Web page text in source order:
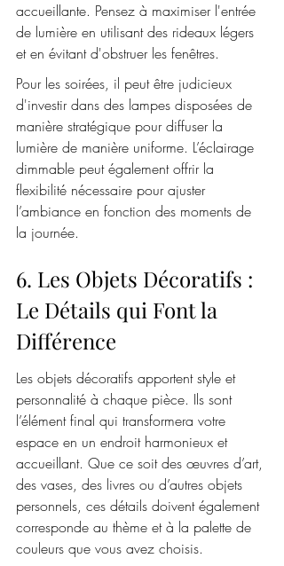
accueillante. Pensez à maximiser l'entrée
de lumière en utilisant des rideaux légers
et en évitant d'obstruer les fenêtres.
Pour les soirées, il peut être judicieux
d'investir dans des lampes disposées de
manière stratégique pour diffuser la
lumière de manière uniforme. L’éclairage
dimmable peut également offrir la
flexibilité nécessaire pour ajuster
l’ambiance en fonction des moments de
la journée.
6. Les Objets Décoratifs :
Le Détails qui Font la
Différence
Les objets décoratifs apportent style et
personnalité à chaque pièce. Ils sont
l’élément final qui transformera votre
espace en un endroit harmonieux et
accueillant. Que ce soit des œuvres d’art,
des vases, des livres ou d’autres objets
personnels, ces détails doivent également
corresponde au thème et à la palette de
couleurs que vous avez choisis.